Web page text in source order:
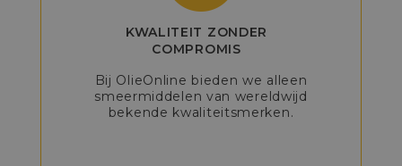
KWALITEIT ZONDER
COMPROMIS
Bij OlieOnline bieden we alleen
smeermiddelen van wereldwijd
bekende kwaliteitsmerken.